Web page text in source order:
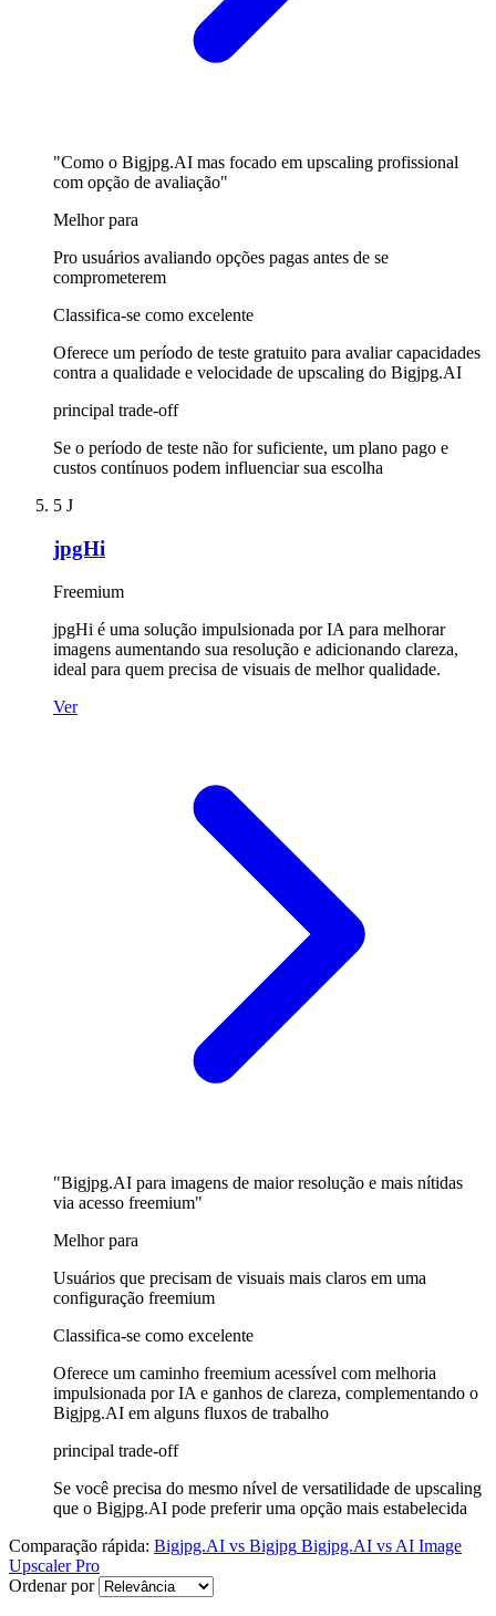
"Como o Bigjpg.AI mas focado em upscaling profissional
com opção de avaliação"
Melhor para
Pro usuários avaliando opções pagas antes de se
comprometerem
Classifica-se como excelente
Oferece um período de teste gratuito para avaliar capacidades
contra a qualidade e velocidade de upscaling do Bigjpg.AI
principal trade-off
Se o período de teste não for suficiente, um plano pago e
custos contínuos podem influenciar sua escolha
5 J
jpgHi
Freemium
jpgHi é uma solução impulsionada por IA para melhorar
imagens aumentando sua resolução e adicionando clareza,
ideal para quem precisa de visuais de melhor qualidade.
Ver
"Bigjpg.AI para imagens de maior resolução e mais nítidas
via acesso freemium"
Melhor para
Usuários que precisam de visuais mais claros em uma
configuração freemium
Classifica-se como excelente
Oferece um caminho freemium acessível com melhoria
impulsionada por IA e ganhos de clareza, complementando o
Bigjpg.AI em alguns fluxos de trabalho
principal trade-off
Se você precisa do mesmo nível de versatilidade de upscaling
que o Bigjpg.AI pode preferir uma opção mais estabelecida
Comparação rápida: Bigjpg.AI vs Bigjpg Bigjpg.AI vs AI Image
Upscaler Pro
Ordenar por